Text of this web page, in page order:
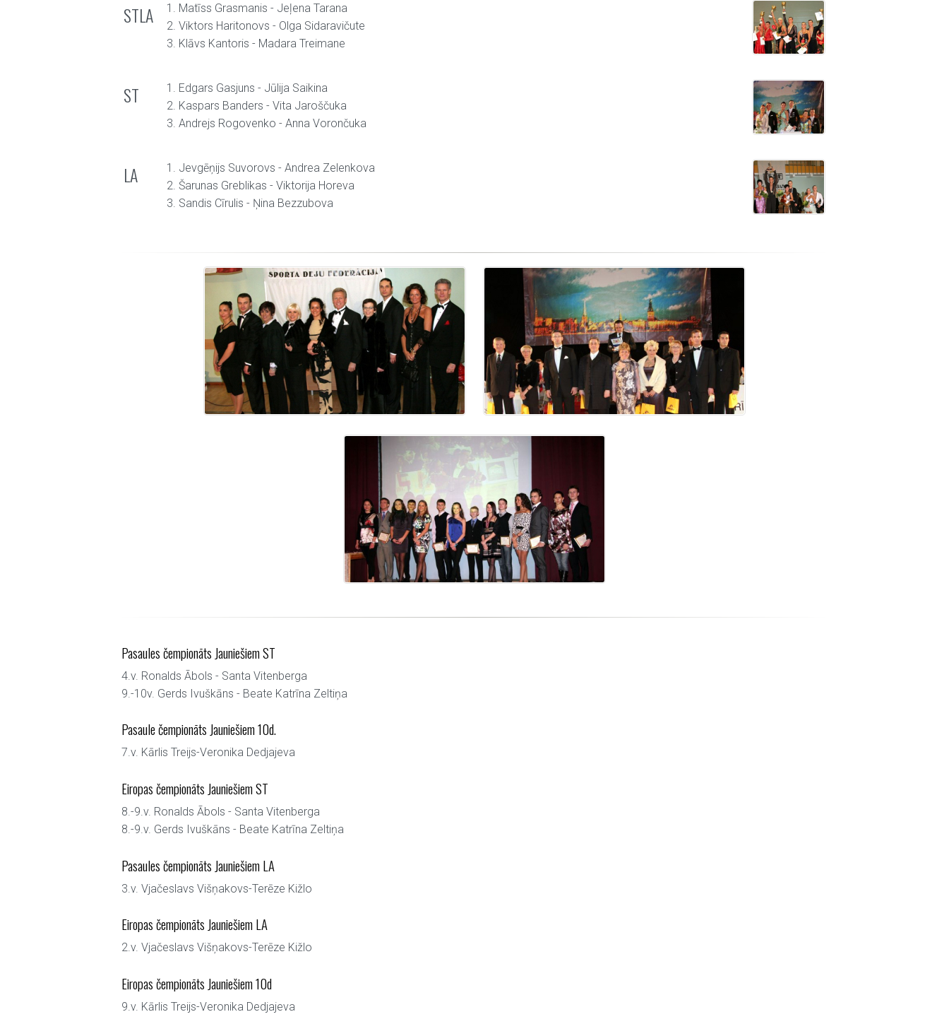
STLA
1. Matīss Grasmanis - Jeļena Tarana
2. Viktors Haritonovs - Olga Sidaravičute
3. Klāvs Kantoris - Madara Treimane
ST
1. Edgars Gasjuns - Jūlija Saikina
2. Kaspars Banders - Vita Jaroščuka
3. Andrejs Rogovenko - Anna Vorončuka
LA
1. Jevgēņijs Suvorovs - Andrea Zelenkova
2. Šarunas Greblikas - Viktorija Horeva
3. Sandis Cīrulis - Ņina Bezzubova
Pasaules čempionāts Jauniešiem ST
4.v. Ronalds Ābols - Santa Vitenberga
9.-10v. Gerds Ivuškāns - Beate Katrīna Zeltiņa
Pasaule čempionāts Jauniešiem 10d.
7.v. Kārlis Treijs-Veronika Dedjajeva
Eiropas čempionāts Jauniešiem ST
8.-9.v. Ronalds Ābols - Santa Vitenberga
8.-9.v. Gerds Ivuškāns - Beate Katrīna Zeltiņa
Pasaules čempionāts Jauniešiem LA
3.v. Vjačeslavs Višņakovs-Terēze Kižlo
Eiropas čempionāts Jauniešiem LA
2.v. Vjačeslavs Višņakovs-Terēze Kižlo
Eiropas čempionāts Jauniešiem 10d
9.v. Kārlis Treijs-Veronika Dedjajeva